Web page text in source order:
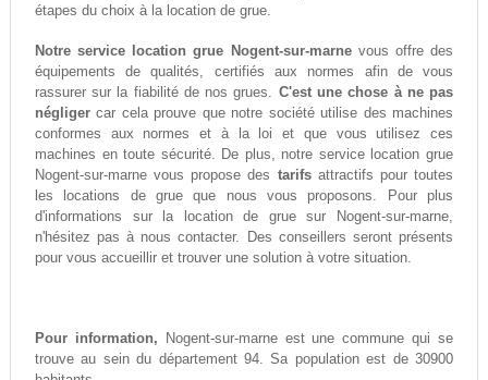
étapes du choix à la location de grue.
Notre service location grue Nogent-sur-marnevous offre des
équipements de qualités, certifiés aux normes afin de vous
rassurer sur la fiabilité de nos grues. C'est une chose à ne pas
négligercar cela prouve que notre société utilise des machines
conformes aux normes et à la loi et que vous utilisez ces
machines en toute sécurité. De plus, notre service location grue
Nogent-sur-marne vous propose des tarifsattractifs pour toutes
les locations de grue que nous vous proposons. Pour plus
d'informations sur la location de grue sur Nogent-sur-marne,
n'hésitez pas à nous contacter. Des conseillers seront présents
pour vous accueillir et trouver une solution à votre situation.
Pour information, Nogent-sur-marne est une commune qui se
trouve au sein du département 94. Sa population est de 30900